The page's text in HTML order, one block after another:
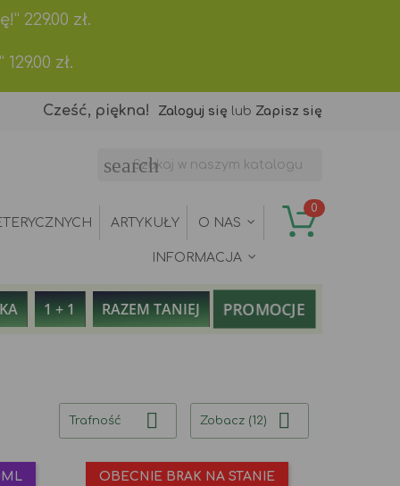
229.00 zł.
129.00 zł.
Cześć, piękna! Zaloguj się lub Zapisz się
search
ARTYKUŁY O NAS
INFORMACJA
0
1 + 1 RAZEM TANIEJ PROMOCJE
Trafność  Zobacz (12) 
OBECNIE BRAK NA STANIE